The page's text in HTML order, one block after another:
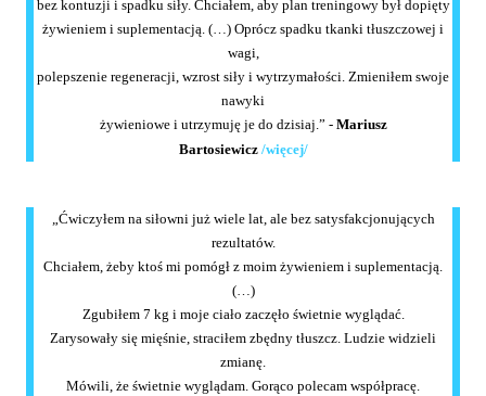
bez kontuzji i spadku siły. Chciałem, aby plan treningowy był dopięty
żywieniem i suplementacją. (…) Oprócz spadku tkanki tłuszczowej i
wagi,
polepszenie regeneracji, wzrost siły i wytrzymałości. Zmieniłem swoje
nawyki
żywieniowe i utrzymuję je do dzisiaj.” - Mariusz
Bartosiewicz /więcej/
„Ćwiczyłem na siłowni już wiele lat, ale bez satysfakcjonujących
rezultatów.
Chciałem, żeby ktoś mi pomógł z moim żywieniem i suplementacją.
(…)
Zgubiłem 7 kg i moje ciało zaczęło świetnie wyglądać.
Zarysowały się mięśnie, straciłem zbędny tłuszcz. Ludzie widzieli
zmianę.
Mówili, że świetnie wyglądam. Gorąco polecam współpracę.